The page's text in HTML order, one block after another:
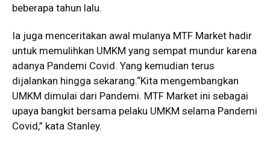
beberapa tahun lalu.
Ia juga menceritakan awal mulanya MTF Market hadir
untuk memulihkan UMKM yang sempat mundur karena
adanya Pandemi Covid. Yang kemudian terus
dijalankan hingga sekarang.“Kita mengembangkan
UMKM dimulai dari Pandemi. MTF Market ini sebagai
upaya bangkit bersama pelaku UMKM selama Pandemi
Covid,” kata Stanley.